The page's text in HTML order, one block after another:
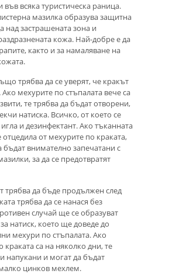
всяка туристическа раница.
мазилка образува защитна
над застрашената зона и
кожа. Най-добре е да
както и за намаляване на
трябва да се уверят, че кракът
Ако мехурите по стъпалата вече са
те трябва да бъдат отворени,
натиска. Всичко, от което се
и дезинфектант. Ако тъканната
отцедила от мехурите по краката,
бъдат внимателно запечатани с
за да се предотвратят
трябва да бъде продължен след
трябва да се нанася без
случай ще се образуват
натиск, което ще доведе до
мехури по стъпалата. Ако
краката са на няколко дни, те
и напукани и могат да бъдат
цинков мехлем.